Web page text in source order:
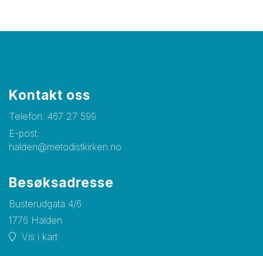
Kontakt oss
Telefon: 467 27 599
E-post:
halden@metodistkirken.no
Besøksadresse
Busterudgata 4/6
1776 Halden
Vis i kart